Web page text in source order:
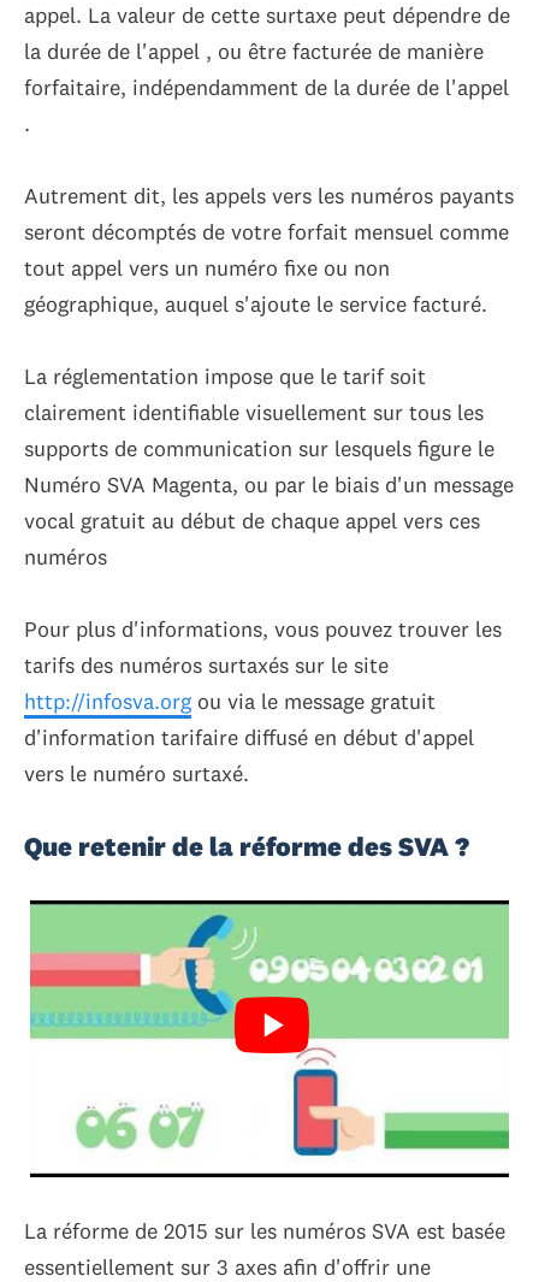
appel. La valeur de cette surtaxe peut dépendre de
la durée de l'appel , ou être facturée de manière
forfaitaire, indépendamment de la durée de l'appel
.
Autrement dit, les appels vers les numéros payants
seront décomptés de votre forfait mensuel comme
tout appel vers un numéro fixe ou non
géographique, auquel s'ajoute le service facturé.
La réglementation impose que le tarif soit
clairement identifiable visuellement sur tous les
supports de communication sur lesquels figure le
Numéro SVA Magenta, ou par le biais d'un message
vocal gratuit au début de chaque appel vers ces
numéros
Pour plus d'informations, vous pouvez trouver les
tarifs des numéros surtaxés sur le site
http://infosva.org ou via le message gratuit
d'information tarifaire diffusé en début d'appel
vers le numéro surtaxé.
Que retenir de la réforme des SVA ?
La réforme de 2015 sur les numéros SVA est basée
essentiellement sur 3 axes afin d'offrir une